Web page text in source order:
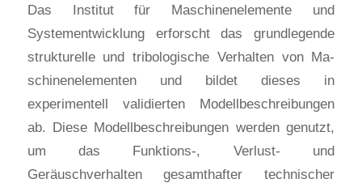
Das Institut für Maschinenelemente und
Systementwicklung erforscht das grundlegende
strukturelle und tribologische Verhalten von Ma­
schinenelementen und bildet dieses in
experimentell validierten Modellbeschreibungen
ab. Diese Modell­beschreibungen werden genutzt,
um das Funktions-, Verlust- und
Geräuschverhalten gesamthafter technischer